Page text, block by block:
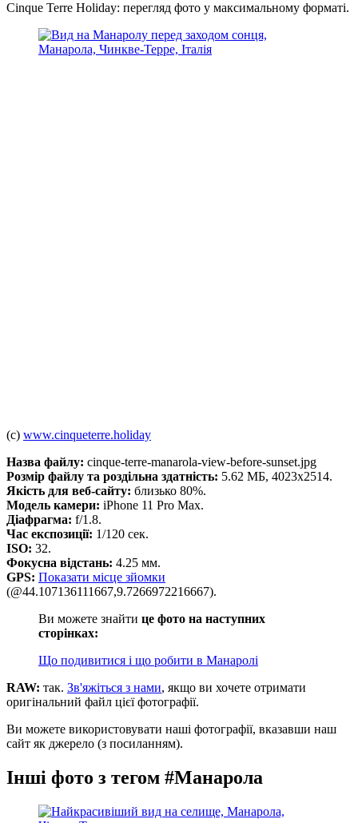
Cinque Terre Holiday: перегляд фото у максимальному форматі.
(c) www.cinqueterre.holiday
Назва файлу: cinque-terre-manarola-view-before-sunset.jpg
Розмір файлу та роздільна здатність: 5.62 МБ, 4023x2514.
Якість для веб-сайту: близько 80%.
Модель камери: iPhone 11 Pro Max.
Діафрагма: f/1.8.
Час експозиції: 1/120 сек.
ISO: 32.
Фокусна відстань: 4.25 мм.
GPS: Показати місце зйомки
(@44.107136111667,9.7266972216667).
Ви можете знайти це фото на наступних
сторінках:
Що подивитися і що робити в Манаролі
RAW: так. Зв'яжіться з нами, якщо ви хочете отримати
оригінальний файл цієї фотографії.
Ви можете використовувати наші фотографії, вказавши наш
сайт як джерело (з посиланням).
Інші фото з тегом #Манарола